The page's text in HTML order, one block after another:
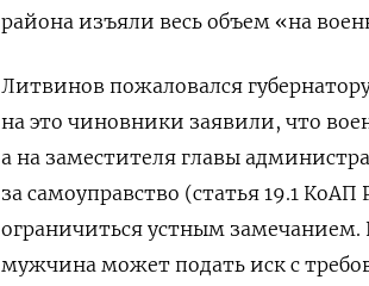
района изъяли весь объем «на
Литвинов пожаловался
на это чиновники заявили, что
а на заместителя главы
за самоуправство (статья 19.1
ограничиться устным
мужчина может подать иск с